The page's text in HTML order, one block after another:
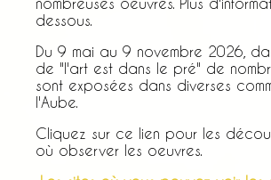
dessous.
Du 9 mai au 9 novembre 2026,
de "l'art est dans le pré" de
sont exposées dans diverses
l'Aube.
Cliquez sur ce lien pour les
où observer les oeuvres.